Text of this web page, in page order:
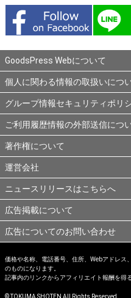
GoodsPress Webについて
個人に関わる情報の取扱いにつ
グループ情報セキュリティポリ
ご利用履歴情報の外部送信につ
著作権について
運営会社
ニュースリリースはこちらへ
広告掲載について
広告についてのお問い合わせ
価格や名称、電話番号、住所、Webアドレス
のものになります。
記事内のリンクからアフィリエイト報酬を得
© TOKUMA SHOTEN All Rights Reserved.